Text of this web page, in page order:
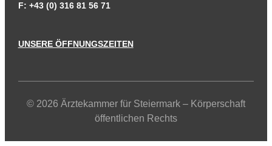
F: +43 (0) 316 81 56 71
UNSERE ÖFFNUNGSZEITEN
© 2026 Ärztekammer für Steiermark – Körperschaft
öffentlichen Rechts